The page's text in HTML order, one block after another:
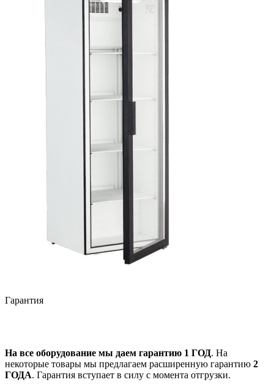
Гарантия
На все оборудование мы даем гарантию 1 ГОД. На
некоторые товары мы предлагаем расширенную гарантию 2
ГОДА. Гарантия вступает в силу с момента отгрузки.